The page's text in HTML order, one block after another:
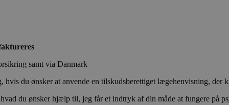
samt via Danmark
du ønsker at anvende en tilskudsberettiget lægehenvisning, der
du ønsker hjælp til, jeg får et indtryk af din måde at fungere på